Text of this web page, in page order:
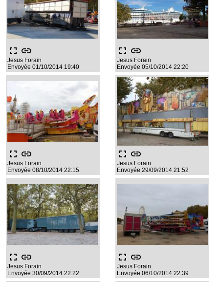
fullscreen link
Jesus Forain
Envoyée 01/10/2014 19:40
fullscreen link
Jesus Forain
Envoyée 05/10/2014 22:20
fullscreen link
Jesus Forain
Envoyée 08/10/2014 22:15
fullscreen link
Jesus Forain
Envoyée 29/09/2014 21:52
fullscreen link
Jesus Forain
Envoyée 30/09/2014 22:22
fullscreen link
Jesus Forain
Envoyée 06/10/2014 22:39